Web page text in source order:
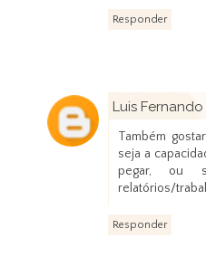
Responder
Luis Fernando
Também
seja a
pegar, ou
relatórios/
Responder